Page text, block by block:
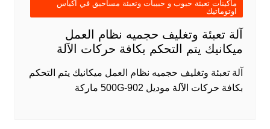
ماكينات تعبئة حبوب و حبيبات وتعبئة مساحيق في اكياس
اوتوماتيك
آلة تعبئة وتغليف حجميه نظام العمل
ميكانيك يتم التحكم بكافة حركات الآلة
آلة تعبئة وتغليف حجميه نظام العمل ميكانيك يتم التحكم
بكافة حركات الآلة موديل 902-500G ماركة